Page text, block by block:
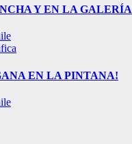
Y EN LA GALERÍA
EN LA PINTANA!